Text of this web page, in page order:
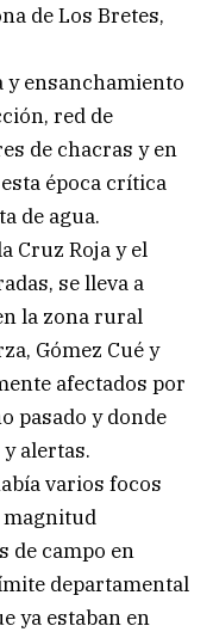
de Los Bretes,
y ensanchamiento
red de
de chacras y en
época crítica
de agua.
Cruz Roja y el
se lleva a
la zona rural
Gómez Cué y
afectados por
pasado y donde
alertas.
varios focos
magnitud
de campo en
departamental
ya estaban en